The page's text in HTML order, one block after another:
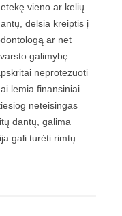
vieno ar kelių
delsia kreiptis į
ar net
galimybę
neprotezuoti
lemia finansiniai
neteisingas
dantų, galima
gali turėti rimtų